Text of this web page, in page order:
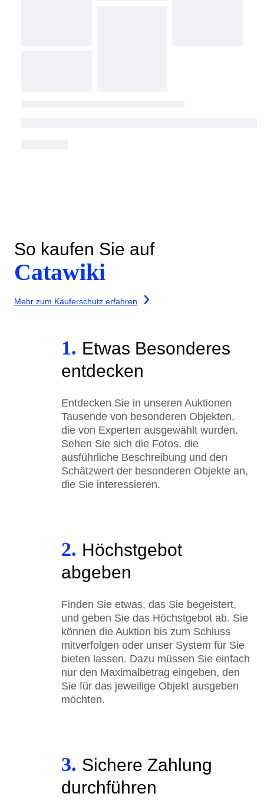
So kaufen Sie auf
Catawiki
Mehr zum Käuferschutz erfahren
1. Etwas Besonderes
entdecken
Entdecken Sie in unseren Auktionen
Tausende von besonderen Objekten,
die von Experten ausgewählt wurden.
Sehen Sie sich die Fotos, die
ausführliche Beschreibung und den
Schätzwert der besonderen Objekte an,
die Sie interessieren.
2. Höchstgebot
abgeben
Finden Sie etwas, das Sie begeistert,
und geben Sie das Höchstgebot ab. Sie
können die Auktion bis zum Schluss
mitverfolgen oder unser System für Sie
bieten lassen. Dazu müssen Sie einfach
nur den Maximalbetrag eingeben, den
Sie für das jeweilige Objekt ausgeben
möchten.
3. Sichere Zahlung
durchführen